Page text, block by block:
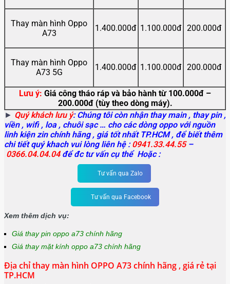
Thay màn hình Oppo
A73
1.400.000đ 1.100.000đ 200.000đ
Thay màn hình Oppo
A73 5G
1.400.000đ 1.100.000đ 200.000đ
Lưu ý: Giá công tháo ráp và bảo hành từ 100.000đ –
200.000đ (tùy theo dòng máy).
► Quý khách lưu ý: Chúng tôi còn nhận thay main, thay pin ,
viền , wifi , loa , chuôi sạc … cho các dòng oppo với nguồn
linh kiện zin chính hãng , giá tốt nhất TP.HCM , để biết thêm
chi tiết quý khach vui lòng liên hệ :0941.33.44.55–
0366.04.04.04để đc tư vấn cụ thể Hoặc :
Tư vấn qua Zalo
Tư vấn qua Facebook
Xem thêm dịch vụ:
Giá thay pin oppo a73 chính hãng
Giá thay mặt kính oppo a73 chính hãng
Địa chỉ thay màn hình OPPO A73 chính hãng , giá rẻ tại
TP.HCM